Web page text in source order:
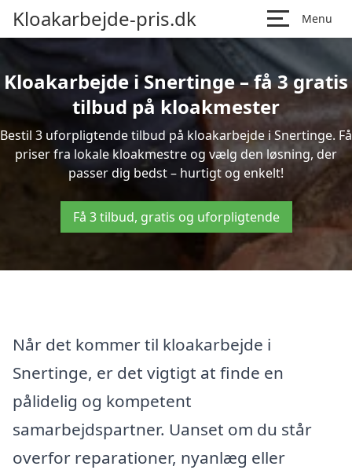
Kloakarbejde-pris.dk Menu
Kloakarbejde i Snertinge – få 3 gratis
tilbud på kloakmester
Bestil 3 uforpligtende tilbud på kloakarbejde i Snertinge. Få
priser fra lokale kloakmestre og vælg den løsning, der
passer dig bedst – hurtigt og enkelt!
Få 3 tilbud, gratis og uforpligtende
Når det kommer til kloakarbejde i
Snertinge, er det vigtigt at finde en
pålidelig og kompetent
samarbejdspartner. Uanset om du står
overfor reparationer, nyanlæg eller